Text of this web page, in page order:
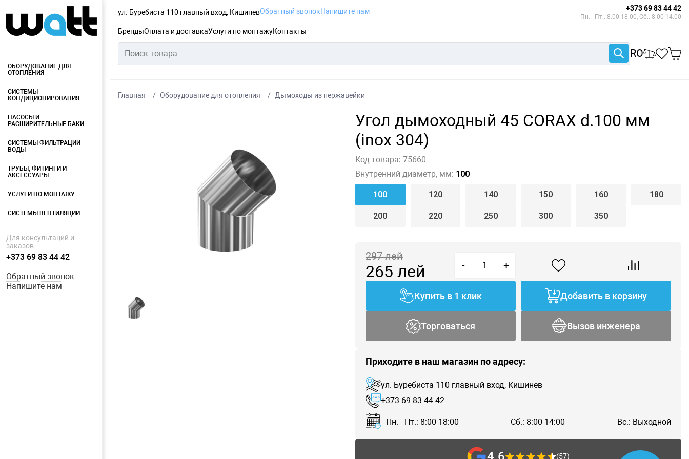
ул. Буребиста 110 главный вход, КишиневОбратный звонокНапишите нам +373 69 83 44 42
Пн. - Пт.: 8:00-18:00, Сб.: 8:00-14:00
БрендыОплата и доставкаУслуги по монтажуКонтакты
RO
ОБОРУДОВАНИЕ ДЛЯ
ОТОПЛЕНИЯ
СИСТЕМЫ
КОНДИЦИОНИРОВАНИЯ
НАСОСЫ И
РАСШИРИТЕЛЬНЫЕ БАКИ
СИСТЕМЫ ФИЛЬТРАЦИИ
ВОДЫ
ТРУБЫ, ФИТИНГИ И
АКСЕССУАРЫ
УСЛУГИ ПО МОНТАЖУ
СИСТЕМЫ ВЕНТИЛЯЦИИ
Для консультаций и
заказов
+373 69 83 44 42
Обратный звонок
Напишите нам
Главная Оборудование для отопления Дымоходы из нержавейки
Угол дымоходный 45 CORAX d.100 мм
(inox 304)
Код товара: 75660
Внутренний диаметр, мм: 100
100 120 140 150 160 180
200 220 250 300 350
297лей
265 лей - +
Купить в 1 клик Добавить в корзину
Торговаться Вызов инженера
Приходите в наш магазин по адресу:
ул. Буребиста 110 главный вход, Кишинев
+373 69 83 44 42
Пн. - Пт.: 8:00-18:00 Сб.: 8:00-14:00 Вс.: Выходной
(57)